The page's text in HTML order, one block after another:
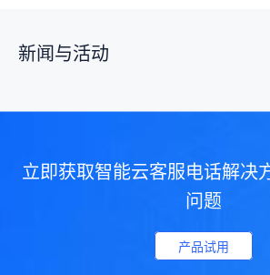
新闻与活动
立即获取智能云客服电话解决
问题
产品试用